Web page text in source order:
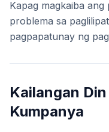
Kapag magkaiba
problema sa
pagpapatunay ng
Kailangan
Kumpanya